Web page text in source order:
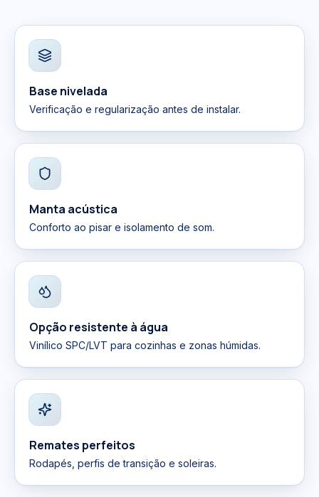
Base nivelada
Verificação e regularização antes de instalar.
Manta acústica
Conforto ao pisar e isolamento de som.
Opção resistente à água
Vinílico SPC/LVT para cozinhas e zonas húmidas.
Remates perfeitos
Rodapés, perfis de transição e soleiras.